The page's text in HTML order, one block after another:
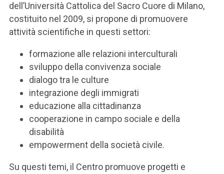
dell’Università Cattolica del Sacro Cuore di Milano,
costituito nel 2009, si propone di promuovere
attività scientifiche in questi settori:
formazione alle relazioni interculturali
sviluppo della convivenza sociale
dialogo tra le culture
integrazione degli immigrati
educazione alla cittadinanza
cooperazione in campo sociale e della
disabilità
empowerment della società civile.
Su questi temi, il Centro promuove progetti e